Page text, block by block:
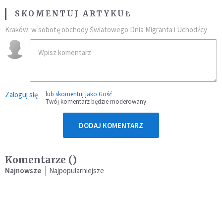
SKOMENTUJ ARTYKUŁ
Kraków: w sobotę obchody Światowego Dnia Migranta i Uchodźcy
Zaloguj się lub skomentuj jako Gość
Twój komentarz będzie moderowany
DODAJ KOMENTARZ
Komentarze ()
Najnowsze Najpopularniejsze